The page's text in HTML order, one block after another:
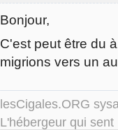
Bonjour,
C'est peut être du
migrions vers un
lesCigales.ORG
L'hébergeur qui